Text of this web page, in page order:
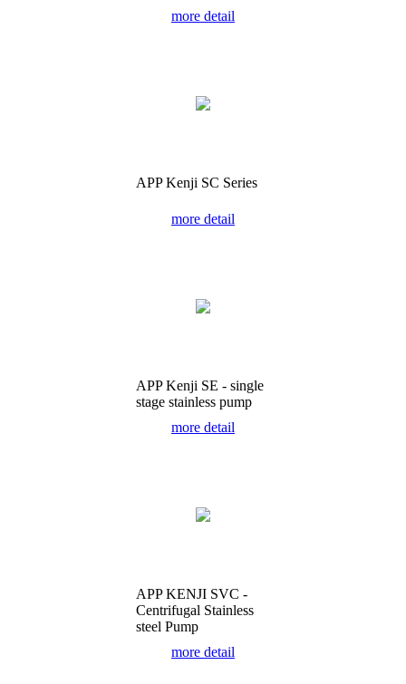
more detail
APP Kenji SC Series
more detail
APP Kenji SE - single
stage stainless pump
more detail
APP KENJI SVC -
Centrifugal Stainless
steel Pump
more detail